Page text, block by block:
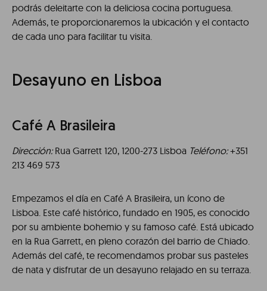
podrás deleitarte con la deliciosa cocina portuguesa.
Además, te proporcionaremos la ubicación y el contacto
de cada uno para facilitar tu visita.
Desayuno en Lisboa
Café A Brasileira
Dirección:Rua Garrett 120, 1200-273 Lisboa Teléfono:+351
213 469 573
Empezamos el día en Café A Brasileira, un ícono de
Lisboa. Este café histórico, fundado en 1905, es conocido
por su ambiente bohemio y su famoso café. Está ubicado
en la Rua Garrett, en pleno corazón del barrio de Chiado.
Además del café, te recomendamos probar sus pasteles
de nata y disfrutar de un desayuno relajado en su terraza.